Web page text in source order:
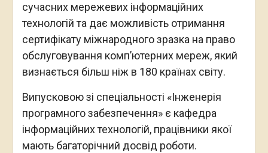
сучасних мережевих інформаційних
технологій та дає можливість отримання
сертифікату міжнародного зразка на право
обслуговування комп’ютерних мереж, який
визнається більш ніж в 180 країнах світу.
Випусковою зі спеціальності «Інженерія
програмного забезпечення» є кафедра
інформаційних технологій, працівники якої
мають багаторічний досвід роботи.